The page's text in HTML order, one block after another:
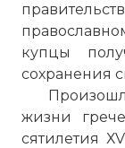
купцы
сохранения
жизни
сятилетия